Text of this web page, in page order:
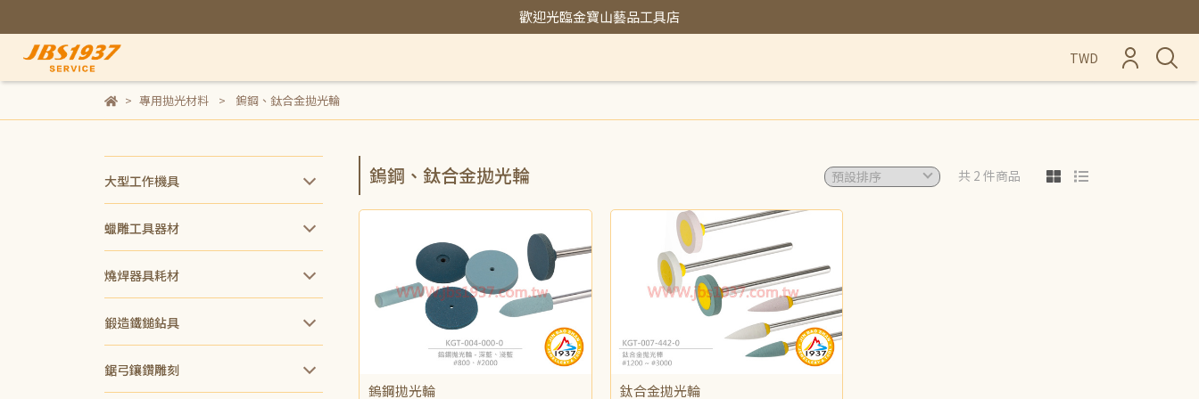
歡迎光臨金寶山藝品工具店
TWD
專用拋光材料 鎢鋼、鈦合金拋光輪
大型工作機具
蠟雕工具器材
燒焊器具耗材
鍛造鐵鎚鉆具
鋸弓鑲鑽雕刻
鎢鋼、鈦合金拋光輪 共 2 件商品
鎢鋼拋光輪
鈦合金拋光輪